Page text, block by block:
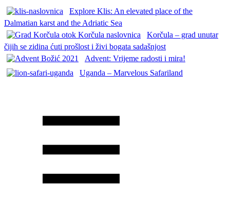
Explore Klis: An elevated place of the
Dalmatian karst and the Adriatic Sea
Korčula – grad unutar
čijih se zidina ćuti prošlost i živi bogata sadašnjost
Advent: Vrijeme radosti i mira!
Uganda – Marvelous Safariland